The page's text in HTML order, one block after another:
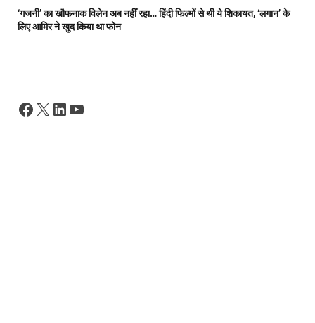
‘गजनी’ का खौफनाक विलेन अब नहीं रहा… हिंदी फिल्मों से थी ये शिकायत, ‘लगान’ के
लिए आमिर ने खुद किया था फोन
Facebook
X LinkedIn
YouTube